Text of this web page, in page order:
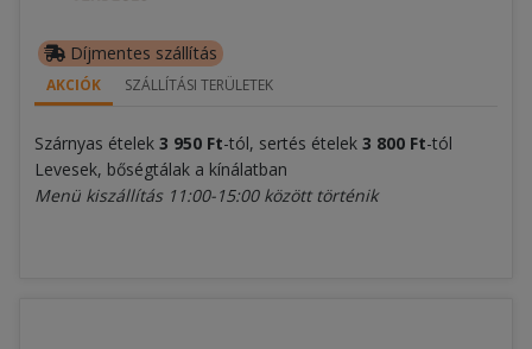
Díjmentes szállítás
AKCIÓK SZÁLLÍTÁSI TERÜLETEK
Szárnyas ételek 3 950 Ft-tól, sertés ételek 3 800 Ft-tól
Levesek, bőségtálak a kínálatban
Menü kiszállítás 11:00-15:00 között történik